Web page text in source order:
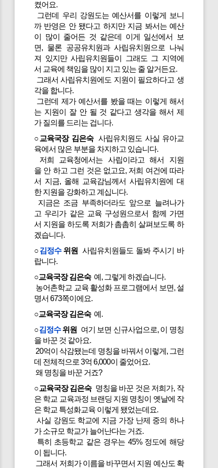
켰어요.
그런데 우리 강원도는 예산서를 이렇게 보니
까 반영은 안 됐다고 하지만 지금 봐서는 예산
이 많이 줄어든 것 같은데 이게 일선에서 보
면, 물론 공공유치원과 사립유치원으로 나눠
져 있지만 사립유치원들이 그래도 그 지역에
서 교육에 책임을 많이 지고 있는 줄 알거든요.
그래서 사립유치원에도 지원이 필요하다고 생
각을 합니다.
그런데 제가 예산서를 봤을 때는 이렇게 해서
는 지원이 잘 안 될 것 같다고 생각을 해서 제
가 질의를 드리는 겁니다.
○교육국장 김은숙사립유치원도 사실 유아교
육에서 많은 부분을 차지하고 있습니다.
저희 교육청에서는 사립이라고 해서 지원
을 안 하고 그런 것은 없고요, 저희 여건에 따라
서 지금, 올해 교육감님께서 사립유치원에 대
한 지원을 강화하고 계십니다.
지금은 조금 부족하더라도 앞으로 늘려나가
고 우리가 같은 교육 구성원으로서 함께 가면
서 지원을 하도록 저희가 촘촘히 살펴보도록 하
겠습니다.
○김정수위원
사립유치원들도 돌봐 주시기 바
랍니다.
○교육국장 김은숙예, 그렇게 하겠습니다.
농어촌학교 교육 활성화 프로그램에서 보면, 설
명서 673쪽이에요.
○교육국장 김은숙예.
○김정수위원
여기 보면 신규사업으로, 이 명칭
을 바꾼 것 같아요.
20억이 삭감됐는데 명칭을 바꿔서 이렇게, 그런
데 전체적으로 3억 6,000이 줄었어요.
왜 명칭을 바꾼 거죠?
○교육국장 김은숙명칭을 바꾼 것은 저희가, 작
은 학교 교육과정 브랜딩 지원 명칭이 옛날에 작
은 학교 특성화교육 이렇게 됐었는데요.
사실 강원도 학교에 지금 가장 난제 중의 하나
가 소규모 학교가 늘어난다는 거죠.
특히 초등학교 같은 경우는 45% 정도에 해당
이 됩니다.
그래서 저희가 이름을 바꾸면서 지원 예산도 확